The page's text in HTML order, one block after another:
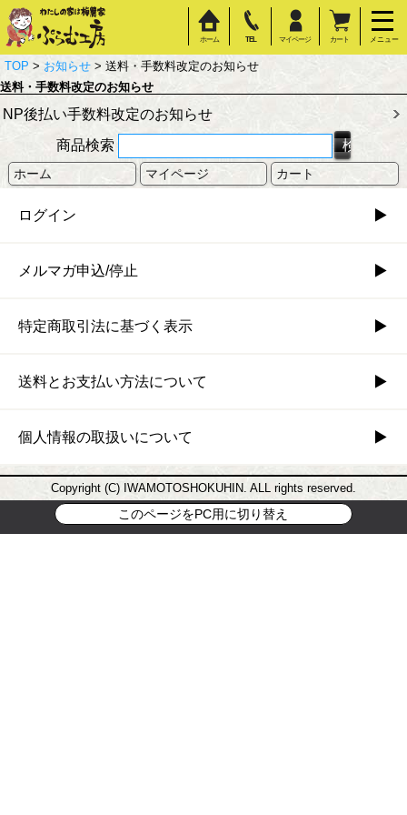
ホーム TEL マイページ カート メニュー
TOP > お知らせ > 送料・手数料改定のお知らせ
送料・手数料改定のお知らせ
NP後払い手数料改定のお知らせ
商品検索
ホーム マイページ カート
ログイン
メルマガ申込/停止
特定商取引法に基づく表示
送料とお支払い方法について
個人情報の取扱いについて
Copyright (C) IWAMOTOSHOKUHIN. ALL rights reserved.
このページをPC用に切り替え